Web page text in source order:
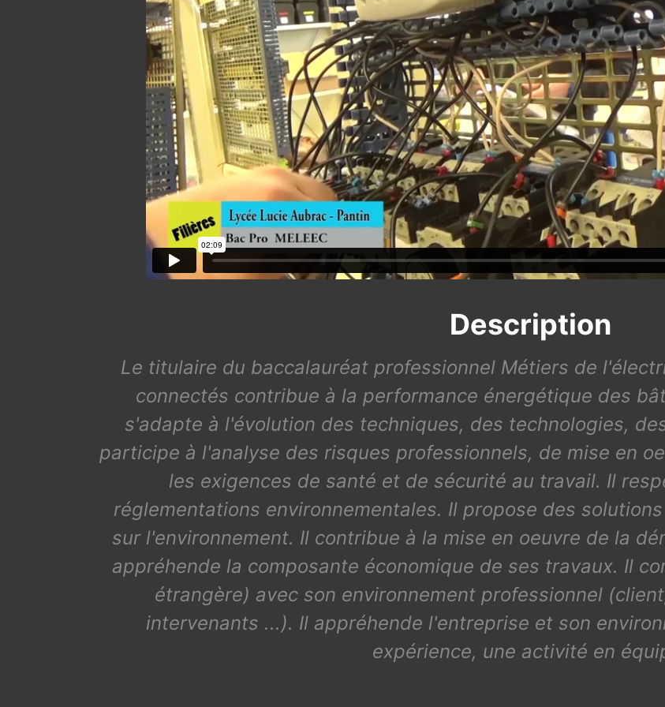
Description
Le titulaire du baccalauréat professionnel Métiers de
connectés contribue à la performance énergétique des
s'adapte à l'évolution des techniques, des technologies,
participe à l'analyse des risques professionnels, de mise en
les exigences de santé et de sécurité au travail. Il
réglementations environnementales. Il propose des
sur l'environnement. Il contribue à la mise en oeuvre de la
appréhende la composante économique de ses travaux. Il
étrangère) avec son environnement professionnel
intervenants ...). Il appréhende l'entreprise et son
expérience, une activité en